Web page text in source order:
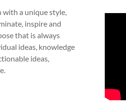
with a unique style,
inspire and
that is always
ideas, knowledge
ideas,